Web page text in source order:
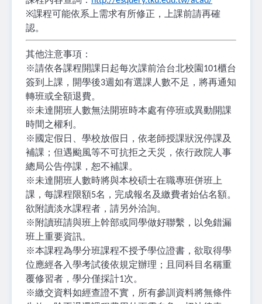
※課程可能依系上需求有所修正，上課前請再確
認。
其他注意事項：
※請依各課程開課日起每次課前洽台北校園 101櫃台
簽到上課，開學後3週如有選課人數不足，將再通知
轉班或全額退費。
※未達開班人數無法開班時本處有停班或異動開課
時間之權利。
※ 國定假日、學校放假日，依老師授課狀況停課及
補課；但遇颱風等不可抗拒之天災，依行政院人事
總局公告停課，恕不補課。
※未達開班人數時將與本校碩士在職專班併班上
課，每課程限額5名，完成報名及繳費者始佔名額。
欲附讀淡水課程者，請另外洽詢。
※ 附讀班請與班上幹部或同學做好聯繫，以免錯漏
班上重要資訊。
※本課程為學分班課程不授予學位證書，欲取得學
位應經各入學考試後依規定辦理；且同科目名稱重
覆修習者，學分僅採計1次。
※繳交資料如經查證不實，所有參訓資料將無條件